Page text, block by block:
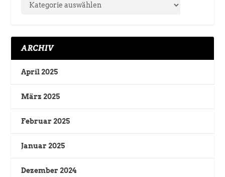
ARCHIV
April 2025
März 2025
Februar 2025
Januar 2025
Dezember 2024